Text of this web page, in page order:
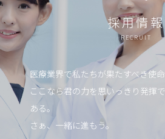
採用情報
RECRUIT
医療業界で私たちが果たすべき使
ここなら君の力を思いっきり発揮
ある。
さぁ、一緒に進もう。